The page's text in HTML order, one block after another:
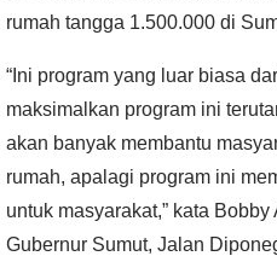
rumah tangga 1.500.000 di
“Ini program yang luar biasa
maksimalkan program ini
akan banyak membantu
rumah, apalagi program ini
untuk masyarakat,” kata
Gubernur Sumut, Jalan